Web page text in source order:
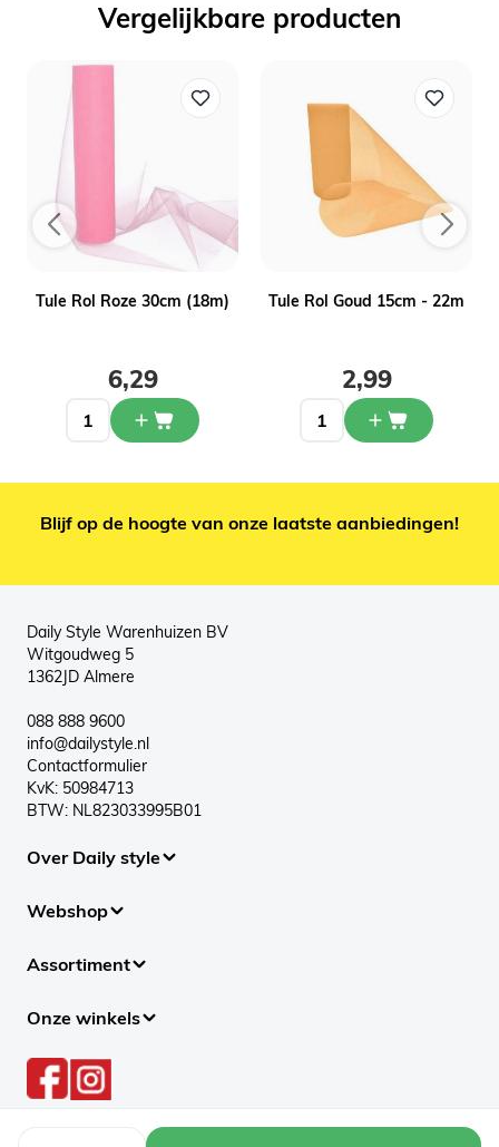
Vergelijkbare producten
Tule Rol Roze 30cm (18m)
6,29
Tule Rol Goud 15cm - 22m
2,99
Blijf op de hoogte van onze laatste aanbiedingen!
Daily Style Warenhuizen BV
Witgoudweg 5
1362JD Almere
088 888 9600
info@dailystyle.nl
Contactformulier
KvK: 50984713
BTW: NL823033995B01
Over Daily style
Webshop
Assortiment
Onze winkels